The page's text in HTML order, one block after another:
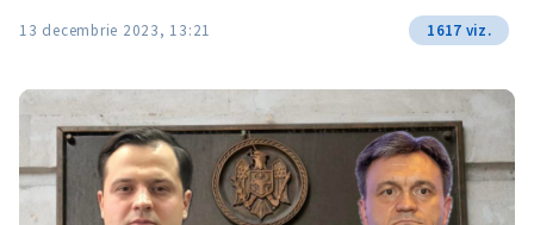
13 decembrie 2023, 13:21 1617 viz.